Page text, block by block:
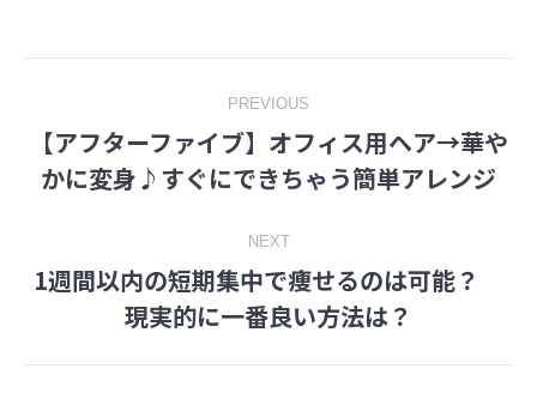
navigation
PREVIOUS
Previous
post:
【アフターファイブ】オフィス用ヘア→華や
かに変身♪すぐにできちゃう簡単アレンジ
NEXT
Next
post:
1週間以内の短期集中で痩せるのは可能？
現実的に一番良い方法は？